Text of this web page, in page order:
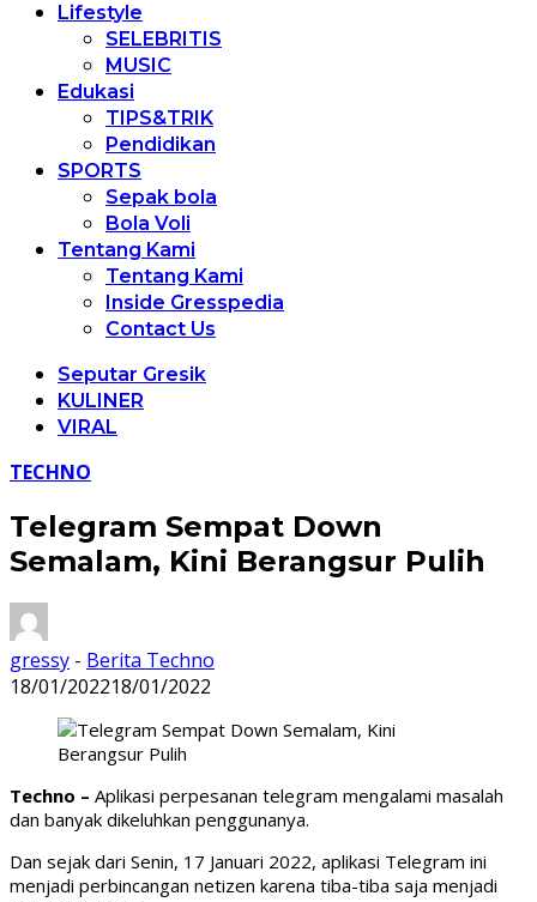
Lifestyle
SELEBRITIS
MUSIC
Edukasi
TIPS&TRIK
Pendidikan
SPORTS
Sepak bola
Bola Voli
Tentang Kami
Tentang Kami
Inside Gresspedia
Contact Us
Seputar Gresik
KULINER
VIRAL
TECHNO
Telegram Sempat Down
Semalam, Kini Berangsur Pulih
gressy - Berita Techno
18/01/202218/01/2022
Techno – Aplikasi perpesanan telegram mengalami masalah
dan banyak dikeluhkan penggunanya.
Dan sejak dari Senin, 17 Januari 2022, aplikasi Telegram ini
menjadi perbincangan netizen karena tiba-tiba saja menjadi